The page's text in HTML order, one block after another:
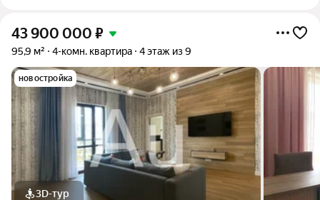
43 900 000 ₽
95,9 м² 4-комн. квартира 4 этаж из 9
новостройка
3D-тур